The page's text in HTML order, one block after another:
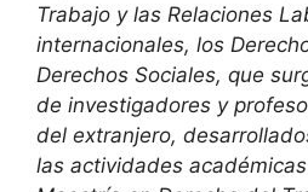
Trabajo y las Relaciones
internacionales, los
Derechos Sociales, que
de investigadores y
del extranjero,
las actividades